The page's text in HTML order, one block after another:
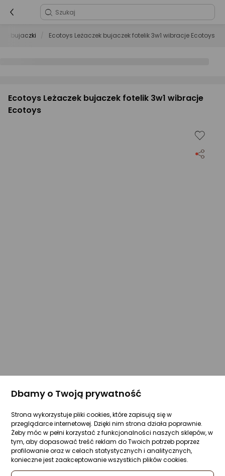
i bujaczki Ecotoys Leżaczek bujaczek fotelik 3w1 wibracje Ecotoys
Ecotoys Leżaczek bujaczek fotelik 3w1 wibracje
Ecotoys
Dbamy o Twoją prywatność
Strona wykorzystuje pliki cookies, które zapisują się w
przeglądarce internetowej. Dzięki nim strona działa poprawnie.
Żeby móc w pełni korzystać z funkcjonalności naszych sklepów, w
tym, aby dopasować treść reklam do Twoich potrzeb poprzez
profilowanie oraz w celach statystycznych i analitycznych,
konieczne jest zaakceptowanie wszystkich plików cookies.